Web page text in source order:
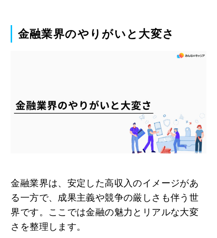
金融業界のやりがいと大変さ
金融業界は、安定した高収入のイメージがあ
る一方で、成果主義や競争の厳しさも伴う世
界です。ここでは金融の魅力とリアルな大変
さを整理します。